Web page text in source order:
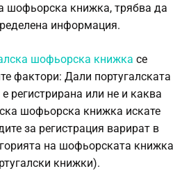
шофьорска книжка, трябва да
информация.
шофьорска книжка се
фактори: Дали португалската
регистрирана или не и каква
шофьорска книжка искате
за регистрация варират в
на шофьорската книжка
книжки).